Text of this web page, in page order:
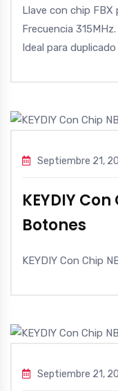
Llave con chip
Frecuencia
Ideal para
Septiembre 21,
KEYDIY
Botones
KEYDIY Con Chip
Septiembre 21,